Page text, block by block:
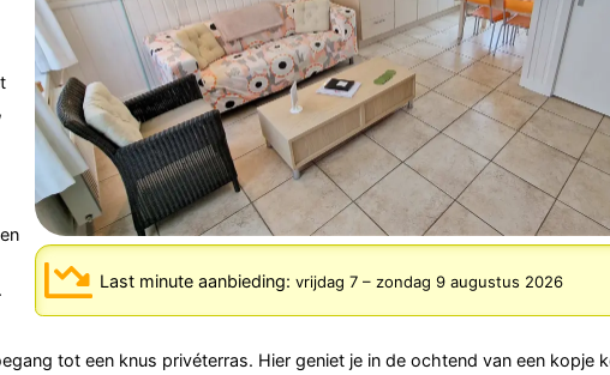
Last minute aanbieding: vrijdag 7– zondag 9 augustus 2026
tot een knus privéterras. Hier geniet je in de ochtend van een kopje